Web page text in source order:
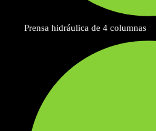
Prensa hidráulica de 4 columnas